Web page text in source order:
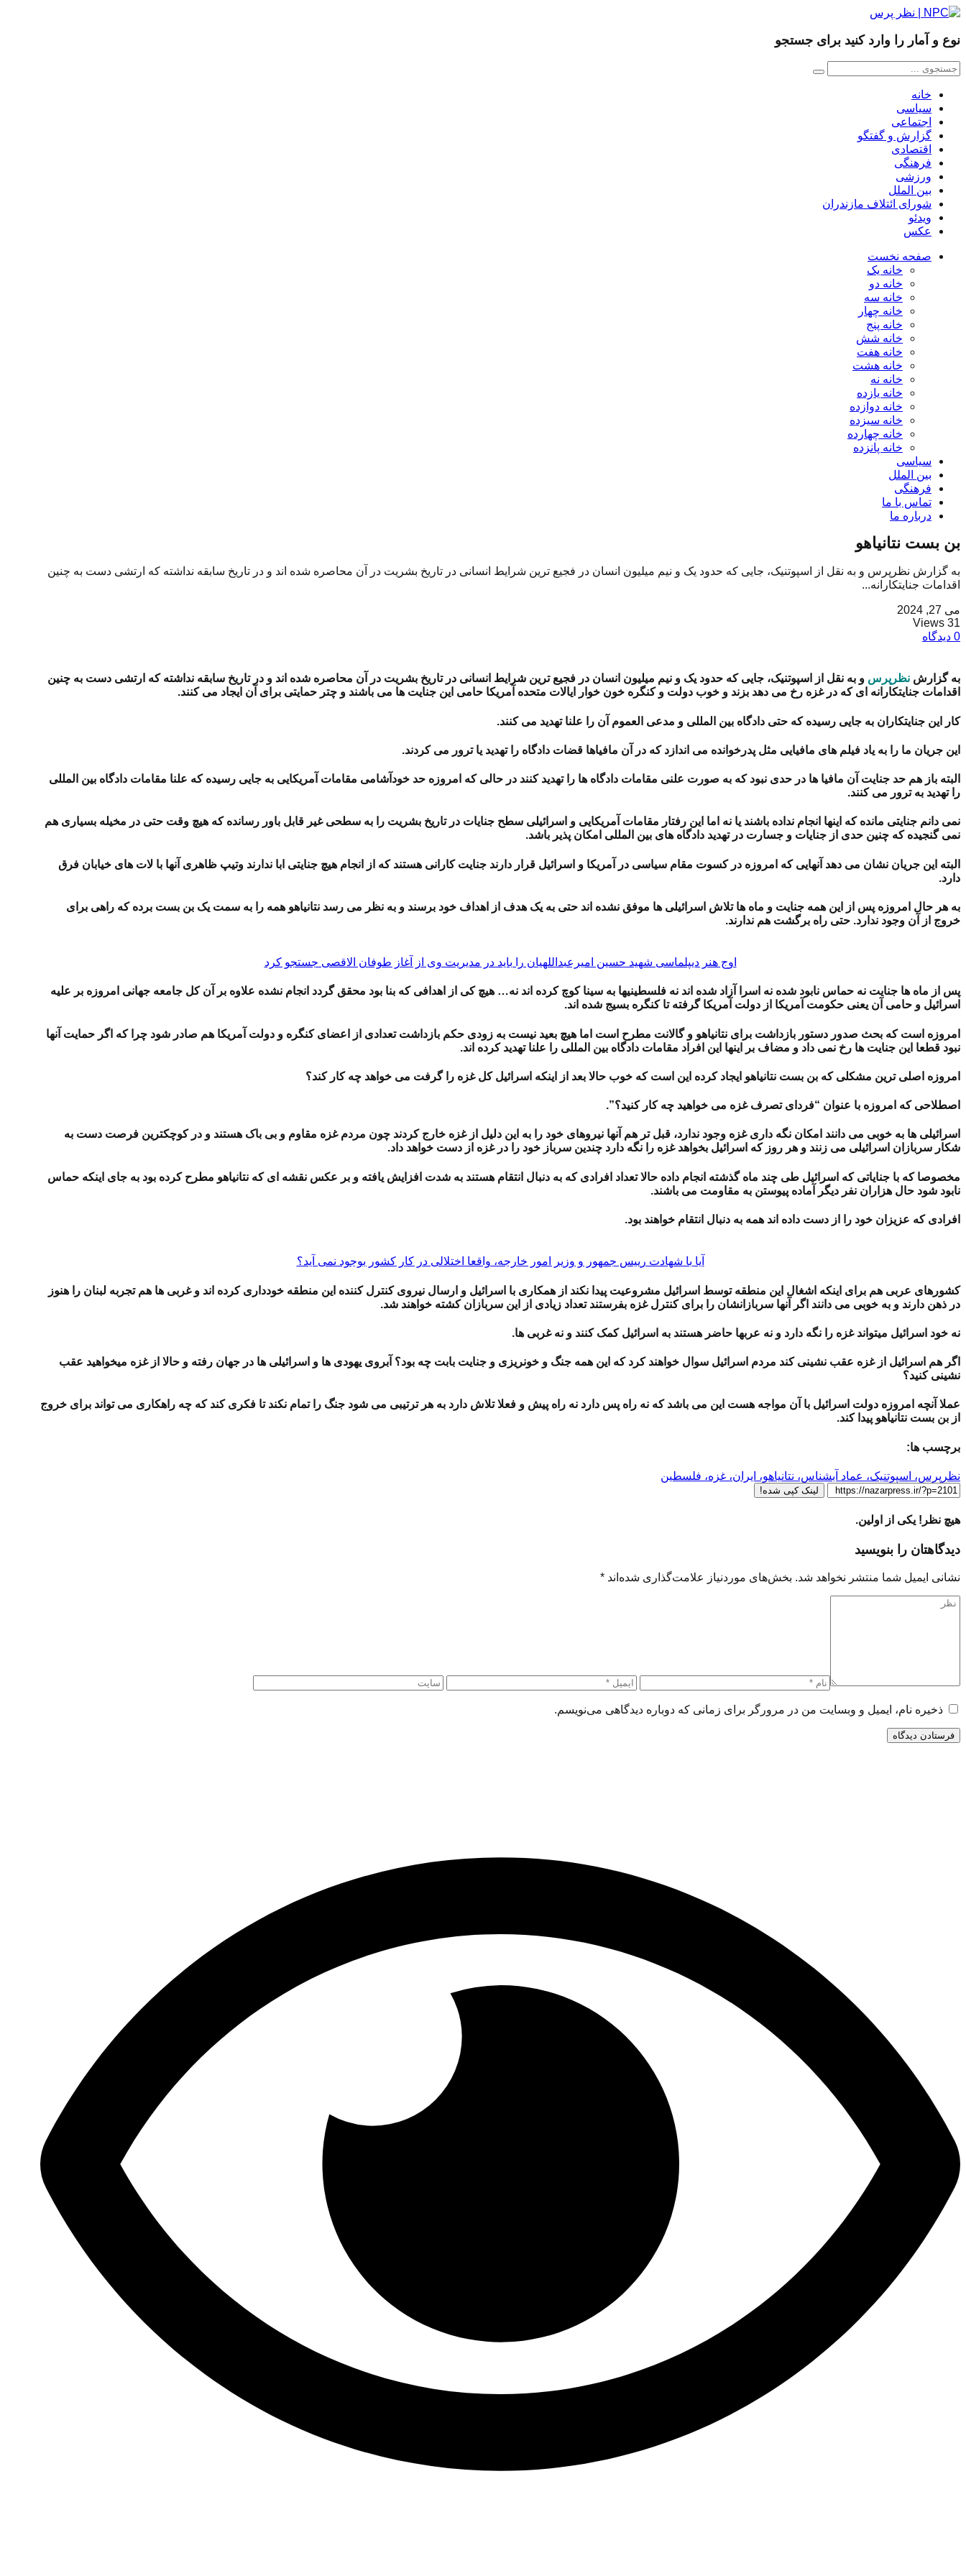
نوع و آمار را وارد کنید برای جستجو
خانه
سیاسی
اجتماعی
گزارش و گفتگو
اقتصادی
فرهنگی
ورزشی
بین الملل
شورای ائتلاف مازندران
ویدئو
عکس
صفحه نخست
خانه یک
خانه دو
خانه سه
خانه چهار
خانه پنج
خانه شش
خانه هفت
خانه هشت
خانه نه
خانه یازده
خانه دوازده
خانه سیزده
خانه چهارده
خانه پانزده
سیاسی
بین الملل
فرهنگی
تماس با ما
درباره ما
بن بست نتانیاهو
به گزارش نظرپرس و به نقل از اسپوتنیک، جایی که حدود یک و نیم میلیون انسان در فجیع ترین شرایط انسانی در تاریخ بشریت در آن محاصره شده اند و در تاریخ سابقه نداشته که ارتشی دست به چنین
اقدامات جنایتکارانه...
می 27, 2024
31 Views
0 دیدگاه
به گزارش نظرپرس و به نقل از اسپوتنیک، جایی که حدود یک و نیم میلیون انسان در فجیع ترین شرایط انسانی در تاریخ بشریت در آن محاصره شده اند و در تاریخ سابقه نداشته که ارتشی دست به چنین
اقدامات جنایتکارانه ای که در غزه رخ می دهد بزند و خوب دولت و کنگره خون خوار ایالات متحده آمریکا حامی این جنایت ها می باشند و چتر حمایتی برای آن ایجاد می کنند.
کار این جنایتکاران به جایی رسیده که حتی دادگاه بین المللی و مدعی العموم آن را علنا تهدید می کنند.
این جریان ما را به یاد فیلم های مافیایی مثل پدرخوانده می اندازد که در آن مافیاها قضات دادگاه را تهدید یا ترور می کردند.
البته باز هم حد جنایت آن مافیا ها در حدی نبود که به صورت علنی مقامات دادگاه ها را تهدید کنند در حالی که امروزه حد خودآشامی مقامات آمریکایی به جایی رسیده که علنا مقامات دادگاه بین المللی
را تهدید به ترور می کنند.
نمی دانم جنایتی مانده که اینها انجام نداده باشند یا نه اما این رفتار مقامات آمریکایی و اسرائیلی سطح جنایات در تاریخ بشریت را به سطحی غیر قابل باور رسانده که هیچ وقت حتی در مخیله بسیاری هم
نمی گنجیده که چنین حدی از جنایات و جسارت در تهدید دادگاه های بین المللی امکان پذیر باشد.
البته این جریان نشان می دهد آنهایی که امروزه در کسوت مقام سیاسی در آمریکا و اسرائیل قرار دارند جنایت کارانی هستند که از انجام هیچ جنایتی ابا ندارند وتیپ ظاهری آنها با لات های خیابان فرق
دارد.
به هر حال امروزه پس از این همه جنایت و ماه ها تلاش اسرائیلی ها موفق نشده اند حتی به یک هدف از اهداف خود برسند و به نظر می رسد نتانیاهو همه را به سمت یک بن بست برده که راهی برای
خروج از آن وجود ندارد. حتی راه برگشت هم ندارند.
اوج هنر دیپلماسی شهید حسین امیرعبداللهیان را باید در مدیریت وی از آغاز طوفان الاقصی جستجو کرد
پس از ماه ها جنایت نه حماس نابود شده نه اسرا آزاد شده اند نه فلسطینیها به سینا کوچ کرده اند نه… هیچ کی از اهدافی که بنا بود محقق گردد انجام نشده علاوه بر آن کل جامعه جهانی امروزه بر علیه
اسرائیل و حامی آن یعنی حکومت آمریکا از دولت آمریکا گرفته تا کنگره بسیج شده اند.
امروزه است که بحث صدور دستور بازداشت برای نتانیاهو و گالانت مطرح است اما هیچ بعید نیست به زودی حکم بازداشت تعدادی از اعضای کنگره و دولت آمریکا هم صادر شود چرا که اگر حمایت آنها
نبود قطعا این جنایت ها رخ نمی داد و مضاف بر اینها این افراد مقامات دادگاه بین المللی را علنا تهدید کرده اند.
امروزه اصلی ترین مشکلی که بن بست نتانیاهو ایجاد کرده این است که خوب حالا بعد از اینکه اسرائیل کل غزه را گرفت می خواهد چه کار کند؟
اصطلاحی که امروزه با عنوان “فردای تصرف غزه می خواهید چه کار کنید؟”.
اسرائیلی ها به خوبی می دانند امکان نگه داری غزه وجود ندارد، قبل تر هم آنها نیروهای خود را به این دلیل از غزه خارج کردند چون مردم غزه مقاوم و بی باک هستند و در کوچکترین فرصت دست به
شکار سربازان اسرائیلی می زنند و هر روز که اسرائیل بخواهد غزه را نگه دارد چندین سرباز خود را در غزه از دست خواهد داد.
مخصوصا که با جنایاتی که اسرائیل طی چند ماه گذشته انجام داده حالا تعداد افرادی که به دنبال انتقام هستند به شدت افزایش یافته و بر عکس نقشه ای که نتانیاهو مطرح کرده بود به جای اینکه حماس
نابود شود حال هزاران نفر دیگر آماده پیوستن به مقاومت می باشند.
افرادی که عزیزان خود را از دست داده اند همه به دنبال انتقام خواهند بود.
آیا با شهادت رییس جمهور و وزیر امور خارجه، واقعا اختلالی در کار کشور بوجود نمی آید؟
کشورهای عربی هم برای اینکه اشغال این منطقه توسط اسرائیل مشروعیت پیدا نکند از همکاری با اسرائیل و ارسال نیروی کنترل کننده این منطقه خودداری کرده اند و غربی ها هم تجربه لبنان را هنوز
در ذهن دارند و به خوبی می دانند اگر آنها سربازانشان را برای کنترل غزه بفرستند تعداد زیادی از این سربازان کشته خواهند شد.
نه خود اسرائیل میتواند غزه را نگه دارد و نه عربها حاضر هستند به اسرائیل کمک کنند و نه غربی ها.
اگر هم اسرائیل از غزه عقب نشینی کند مردم اسرائیل سوال خواهند کرد که این همه جنگ و خونریزی و جنایت بابت چه بود؟ آبروی یهودی ها و اسرائیلی ها در جهان رفته و حالا از غزه میخواهید عقب
نشینی کنید؟
عملا آنچه امروزه دولت اسرائیل با آن مواجه هست این می باشد که نه راه پس دارد نه راه پیش و فعلا تلاش دارد به هر ترتیبی می شود جنگ را تمام نکند تا فکری کند که چه راهکاری می تواند برای خروج
از بن بست نتانیاهو پیدا کند.
برچسب ها:
نظرپرس، اسپوتنیک، عماد آبشناس، نتانیاهو، ایران، غزه، فلسطین
لینک کپی شده!
هیچ نظر! یکی از اولین.
دیدگاهتان را بنویسید
نشانی ایمیل شما منتشر نخواهد شد. بخش‌های موردنیاز علامت‌گذاری شده‌اند *
ذخیره نام، ایمیل و وبسایت من در مرورگر برای زمانی که دوباره دیدگاهی می‌نویسم.